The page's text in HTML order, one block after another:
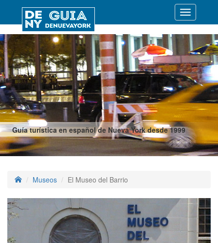
Guía turística en español de Nueva York desde 1999
Desplegar
Museos El Museo del Barrio